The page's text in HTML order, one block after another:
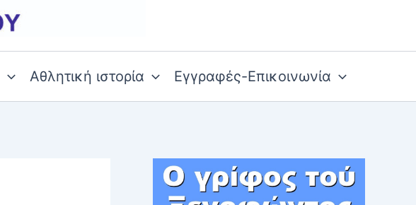
Αθλητική ιστορία Εγγραφές-Επικοινωνία